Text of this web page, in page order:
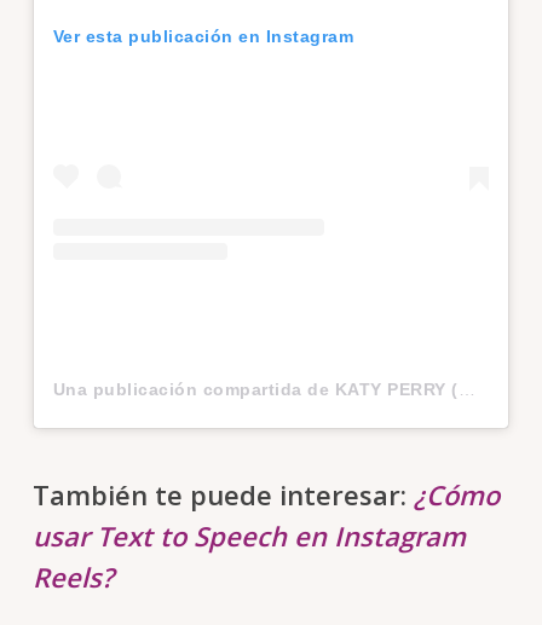
Ver esta publicación en Instagram
También te puede interesar: ¿Cómo
usar Text to Speech en Instagram
Reels?